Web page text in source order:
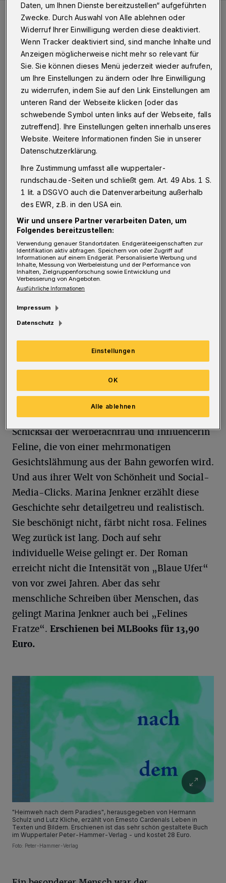
Die Cover von „Felines Fratze“ und „Heimweh nach dem Paradies“.
Foto: MLBooks
F rau im Konjunktivvon Kerstin Kempker
die aus Wuppertal stammt, ist ein Text,
der sich entzieht. Eine Erinnerungs- und
Verinnerlichungsreise – aus drei weiblichen
Perspektiven im Winter an der Ostsee. Sind
Kempkers Stil – das galt schon für ihre Bücher
„Nur die Knochen“ und „Bruderherz“ –
bewegt sich auf hohem Niveau, ist soghaft,
vergleichbar einem anspruchsvollen Schwarz-
Weiß-Film in der Nacht. In „Frau im
Konjunktiv“ ergibt sich zudem durch eine
große Menge von Fußnoten quasi eine zweite
Text-Ebene. Das alles liest sich nicht einfach
Meer enden die Geschichten, sagte die Frau
...“, vergisst man nicht.
Matthes & Seitz für 20 Euro.
Weiblich ist auch die Perspektive inFelines
Literaturförderpreisträgerin
Der knapp 290-seitige Roman schildert das
Schicksal der Werbefachfrau und Influencerin
Feline, die von einer mehrmonatigen
Gesichtslähmung aus der Bahn geworfen wird.
Und aus ihrer Welt von Schönheit und Social-
Media-Clicks. Marina Jenkner erzählt diese
Geschichte sehr detailgetreu und realistisch.
Sie beschönigt nicht, färbt nicht rosa. Felines
Weg zurück ist lang. Doch auf sehr
individuelle Weise gelingt er. Der Roman
erreicht nicht die Intensität von „Blaue Ufer“
von vor zwei Jahren. Aber das sehr
menschliche Schreiben über Menschen, das
gelingt Marina Jenkner auch bei „Felines
Fratze“. Erschienen bei MLBooks für 13,90
Euro.
"Heimweh nach dem Paradies", herausgegeben von Hermann
Schulz und Lutz Kliche, erzählt von Ernesto Cardenals Leben in
Texten und Bildern. Erschienen ist das sehr schön gestaltete Buch
im Wuppertaler Peter-Hammer-Verlag - und kostet 28 Euro.
Foto: Peter-Hammer-Verlag
Daten, um Ihnen Dienste bereitzustellen“ aufgeführten
Zwecke. Durch Auswahl von Alle ablehnen oder
Widerruf Ihrer Einwilligung werden diese deaktiviert.
Wenn Tracker deaktiviert sind, sind manche Inhalte und
Anzeigen möglicherweise nicht mehr so relevant für
Sie. Sie können dieses Menü jederzeit wieder aufrufen,
um Ihre Einstellungen zu ändern oder Ihre Einwilligung
zu widerrufen, indem Sie auf den Link Einstellungen am
unteren Rand der Webseite klicken [oder das
schwebende Symbol unten links auf der Webseite, falls
zutreffend]. Ihre Einstellungen gelten innerhalb unseres
Website. Weitere Informationen finden Sie in unserer
Datenschutzerklärung.
Ihre Zustimmung umfasst alle wuppertaler-
rundschau.de-Seiten und schließt gem. Art. 49 Abs. 1 S.
1 lit. a DSGVO auch die Datenverarbeitung außerhalb
des EWR, z.B. in den USA ein.
Wir und unsere Partner verarbeiten Daten, um
Folgendes bereitzustellen:
Verwendung genauer Standortdaten. Endgeräteeigenschaften zur
Identifikation aktiv abfragen. Speichern von oder Zugriff auf
Informationen auf einem Endgerät. Personalisierte Werbung und
Inhalte, Messung von Werbeleistung und der Performance von
Inhalten, Zielgruppenforschung sowie Entwicklung und
Verbesserung von Angeboten.
Ausführliche Informationen
Impressum
Datenschutz
Einstellungen
Alle ablehnen
OK